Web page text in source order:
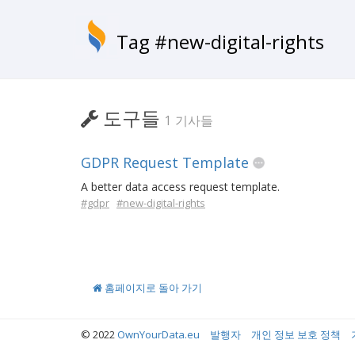
Tag #new-digital-rights
도구들 1 기사들
GDPR Request Template
A better data access request template.
#gdpr #new-digital-rights
홈페이지로 돌아 가기
© 2022OwnYourData.eu 발행자 개인 정보 보호 정책